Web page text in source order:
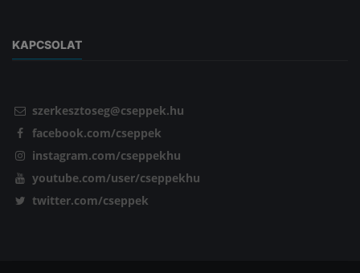
KAPCSOLAT
szerkesztoseg@cseppek.hu
facebook.com/cseppek
instagram.com/cseppekhu
youtube.com/user/cseppekhu
twitter.com/cseppek